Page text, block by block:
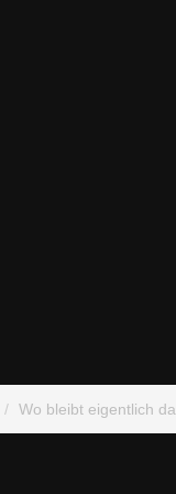
Wo bleibt eigentlich